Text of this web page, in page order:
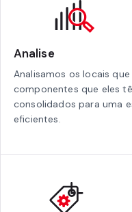
Analise
Analisamos os locais
componentes que eles
consolidados para uma
eficientes.